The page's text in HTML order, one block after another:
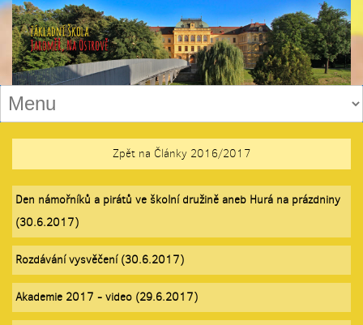
Zpět na Články 2016/2017
Den námořníků a pirátů ve školní družině aneb Hurá na prázdniny
(30.6.2017)
Rozdávání vysvěčení (30.6.2017)
Akademie 2017 - video (29.6.2017)